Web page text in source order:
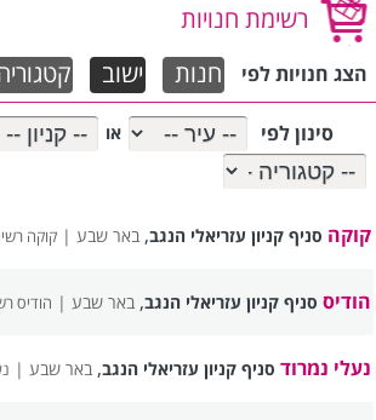
רשימת חנויות
הצג חנויות לפי חנות ישוב
סינון לפי או
קוקה סניף קניון עזריאלי הנגב,באר שבע |קוקה
הודיס סניף קניון עזריאלי הנגב,באר שבע | הודיס
נעלי נמרוד סניף קניון עזריאלי הנגב,באר שבע |